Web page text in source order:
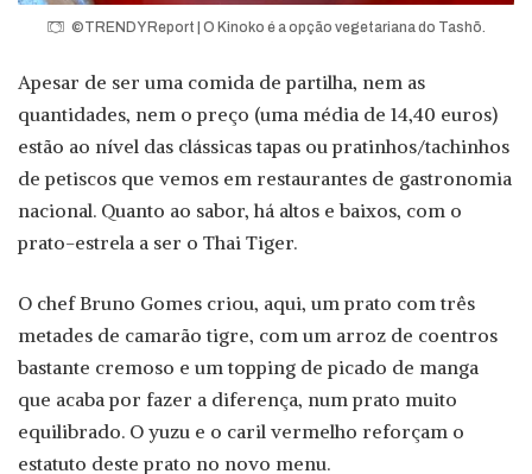
©TRENDY Report | O Kinoko é a opção vegetariana do Tashō.
Apesar de ser uma comida de partilha, nem as
quantidades, nem o preço (uma média de 14,40 euros)
estão ao nível das clássicas tapas ou pratinhos/tachinhos
de petiscos que vemos em restaurantes de gastronomia
nacional. Quanto ao sabor, há altos e baixos, com o
prato-estrela a ser o Thai Tiger.
O chef Bruno Gomes criou, aqui, um prato com três
metades de camarão tigre, com um arroz de coentros
bastante cremoso e um topping de picado de manga
que acaba por fazer a diferença, num prato muito
equilibrado. O yuzu e o caril vermelho reforçam o
estatuto deste prato no novo menu.